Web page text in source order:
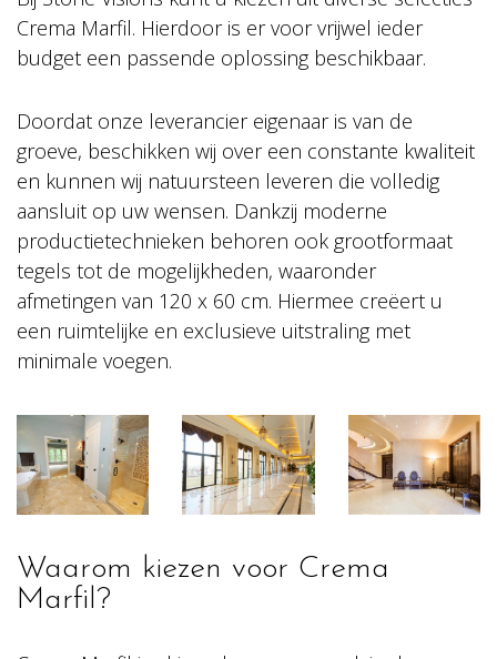
Crema Marfil. Hierdoor is er voor vrijwel ieder
budget een passende oplossing beschikbaar.
Doordat onze leverancier eigenaar is van de
groeve, beschikken wij over een constante kwaliteit
en kunnen wij natuursteen leveren die volledig
aansluit op uw wensen. Dankzij moderne
productietechnieken behoren ook grootformaat
tegels tot de mogelijkheden, waaronder
afmetingen van 120 x 60 cm. Hiermee creëert u
een ruimtelijke en exclusieve uitstraling met
minimale voegen.
Waarom kiezen voor Crema
Marfil?